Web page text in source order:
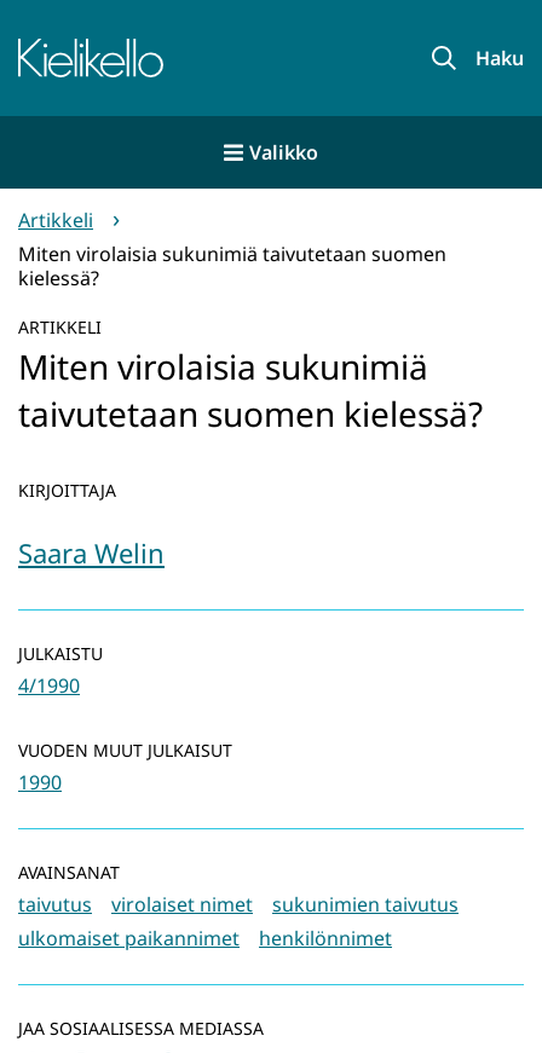
sisältöön
Etusivu Haku
Valikko
Artikkeli
Miten virolaisia sukunimiä taivutetaan suomen
kielessä?
ARTIKKELI
Miten virolaisia sukunimiä
taivutetaan suomen kielessä?
KIRJOITTAJA
Saara Welin
JULKAISTU
4/1990
VUODEN MUUT JULKAISUT
1990
AVAINSANAT
taivutus virolaiset nimet
sukunimien taivutus
ulkomaiset paikannimet
henkilönnimet
JAA SOSIAALISESSA MEDIASSA